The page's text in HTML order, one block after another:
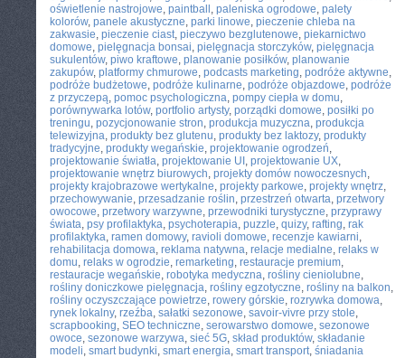
oświetlenie nastrojowe, paintball , paleniska ogrodowe, palety
kolorów, panele akustyczne, parki linowe, pieczenie chleba na
zakwasie, pieczenie ciast, pieczywo bezglutenowe, piekarnictwo
domowe, pielęgnacja bonsai, pielęgnacja storczyków, pielęgnacja
sukulentów, piwo kraftowe, planowanie posiłków, planowanie
zakupów, platformy chmurowe, podcasts marketing, podróże aktywne,
podróże budżetowe, podróże kulinarne, podróże objazdowe, podróże
z przyczepą, pomoc psychologiczna, pompy ciepła w domu,
porównywarka lotów, portfolio artysty, porządki domowe, posiłki po
treningu, pozycjonowanie stron, produkcja muzyczna, produkcja
telewizyjna, produkty bez glutenu, produkty bez laktozy, produkty
tradycyjne, produkty wegańskie, projektowanie ogrodzeń,
projektowanie światła, projektowanie UI , projektowanie UX,
projektowanie wnętrz biurowych, projekty domów nowoczesnych,
projekty krajobrazowe wertykalne, projekty parkowe, projekty wnętrz,
przechowywanie, przesadzanie roślin, przestrzeń otwarta, przetwory
owocowe, przetwory warzywne, przewodniki turystyczne, przyprawy
świata, psy profilaktyka, psychoterapia, puzzle, quizy, rafting, rak
profilaktyka, ramen domowy, ravioli domowe, recenzje kawiarni,
rehabilitacja domowa, reklama natywna, relacje medialne, relaks w
domu, relaks w ogrodzie, remarketing, restauracje premium,
restauracje wegańskie, robotyka medyczna, rośliny cieniolubne,
rośliny doniczkowe pielęgnacja, rośliny egzotyczne, rośliny na balkon,
rośliny oczyszczające powietrze, rowery górskie, rozrywka domowa,
rynek lokalny, rzeźba, sałatki sezonowe, savoir-vivre przy stole,
scrapbooking, SEO techniczne, serowarstwo domowe, sezonowe
owoce, sezonowe warzywa, sieć 5G, skład produktów, składanie
modeli, smart budynki, smart energia, smart transport, śniadania